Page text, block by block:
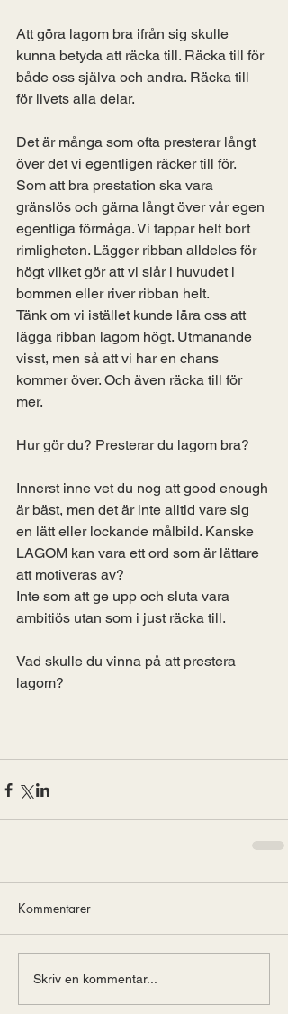
Att göra lagom bra ifrån sig skulle
kunna betyda att räcka till. Räcka till för
både oss själva och andra. Räcka till
för livets alla delar.
Det är många som ofta presterar långt
över det vi egentligen räcker till för.
Som att bra prestation ska vara
gränslös och gärna långt över vår egen
egentliga förmåga. Vi tappar helt bort
rimligheten. Lägger ribban alldeles för
högt vilket gör att vi slår i huvudet i
bommen eller river ribban helt.
Tänk om vi istället kunde lära oss att
lägga ribban lagom högt. Utmanande
visst, men så att vi har en chans
kommer över. Och även räcka till för
mer.
Hur gör du? Presterar du lagom bra?
Innerst inne vet du nog att good enough
är bäst, men det är inte alltid vare sig
en lätt eller lockande målbild. Kanske
LAGOM kan vara ett ord som är lättare
att motiveras av?
Inte som att ge upp och sluta vara
ambitiös utan som i just räcka till.
Vad skulle du vinna på att prestera
lagom?
Kommentarer
Skriv en kommentar...